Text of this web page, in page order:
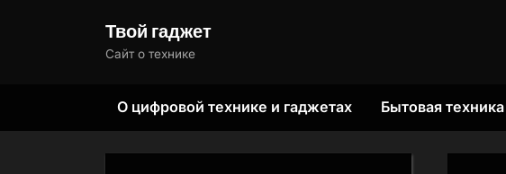
Твой гаджет
Сайт о технике
О цифровой технике и гаджетах Бытовая техника